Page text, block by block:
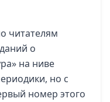
читателям
о
на ниве
но с
номер этого